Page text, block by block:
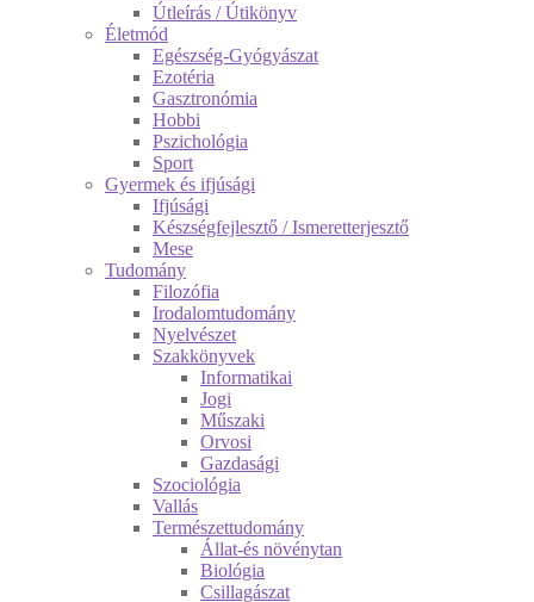
Útleírás / Útikönyv
Életmód
Egészség-Gyógyászat
Ezotéria
Gasztronómia
Hobbi
Pszichológia
Sport
Gyermek és ifjúsági
Ifjúsági
Készségfejlesztő / Ismeretterjesztő
Mese
Tudomány
Filozófia
Irodalomtudomány
Nyelvészet
Szakkönyvek
Informatikai
Jogi
Műszaki
Orvosi
Gazdasági
Szociológia
Vallás
Természettudomány
Állat-és növénytan
Biológia
Csillagászat